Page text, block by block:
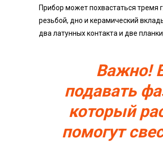
Прибор может похвастаться тремя
резьбой, дно и керамический
два латунных контакта и две
Важно!
подавать
который
помогут